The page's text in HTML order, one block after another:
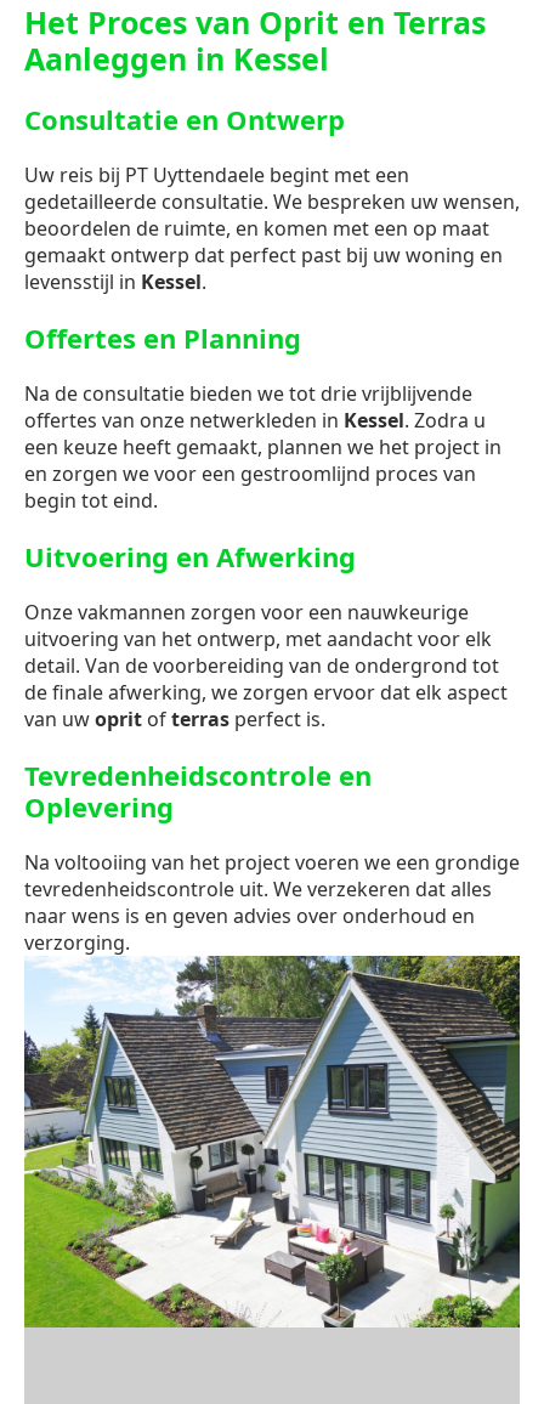
Het Proces van Oprit en Terras
Aanleggen in Kessel
Consultatie en Ontwerp
Uw reis bij PT Uyttendaele begint met een
gedetailleerde consultatie. We bespreken uw wensen,
beoordelen de ruimte, en komen met een op maat
gemaakt ontwerp dat perfect past bij uw woning en
levensstijl in Kessel.
Offertes en Planning
Na de consultatie bieden we tot drie vrijblijvende
offertes van onze netwerkleden in Kessel. Zodra u
een keuze heeft gemaakt, plannen we het project in
en zorgen we voor een gestroomlijnd proces van
begin tot eind.
Uitvoering en Afwerking
Onze vakmannen zorgen voor een nauwkeurige
uitvoering van het ontwerp, met aandacht voor elk
detail. Van de voorbereiding van de ondergrond tot
de finale afwerking, we zorgen ervoor dat elk aspect
van uwoprit ofterras perfect is.
Tevredenheidscontrole en
Oplevering
Na voltooiing van het project voeren we een grondige
tevredenheidscontrole uit. We verzekeren dat alles
naar wens is en geven advies over onderhoud en
verzorging.